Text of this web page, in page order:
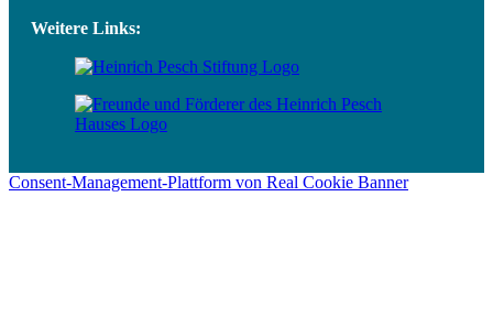
Weitere Links:
Consent-Management-Plattform von Real Cookie Banner